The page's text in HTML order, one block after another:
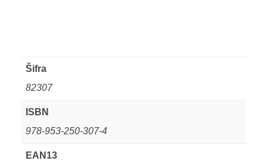
Šifra
82307
ISBN
978-953-250-307-4
EAN13